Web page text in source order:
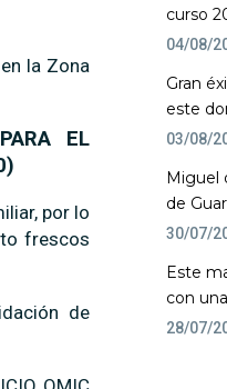
la Zona
EL
por lo
frescos
de
curso
04/08/
Gran
este
03/08/
Miguel
de
30/07/
Este
con
28/07/